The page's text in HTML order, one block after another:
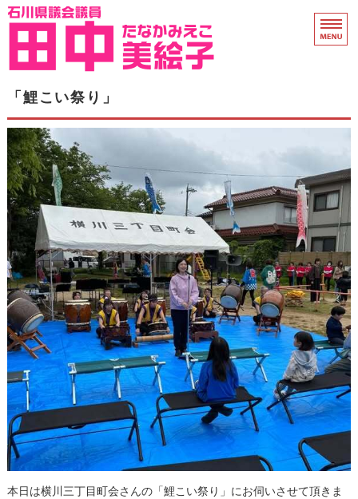
石川県議会議員 田中
ホーム
県議会活動
プロフィール
衆院議員時代
支援のお願い
「鯉こい祭り」
本日は横川三丁目町会さんの「鯉こい祭り」にお伺いさせて頂きま